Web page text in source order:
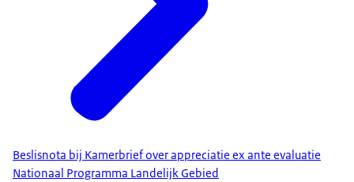
Beslisnota bij Kamerbrief over appreciatie ex ante evaluatie
Nationaal Programma Landelijk Gebied